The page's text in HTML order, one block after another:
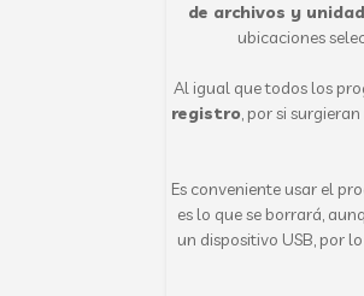
de archivos y
ubicaciones
Al igual que todos los
registro, por si
Es conveniente usar el
es lo que se borrará,
un dispositivo USB, por